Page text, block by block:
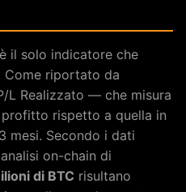
il solo indicatore che
Come riportato da
L Realizzato — che misura
rispetto a quella in
mesi. Secondo i dati
on-chain di
di BTC risultano